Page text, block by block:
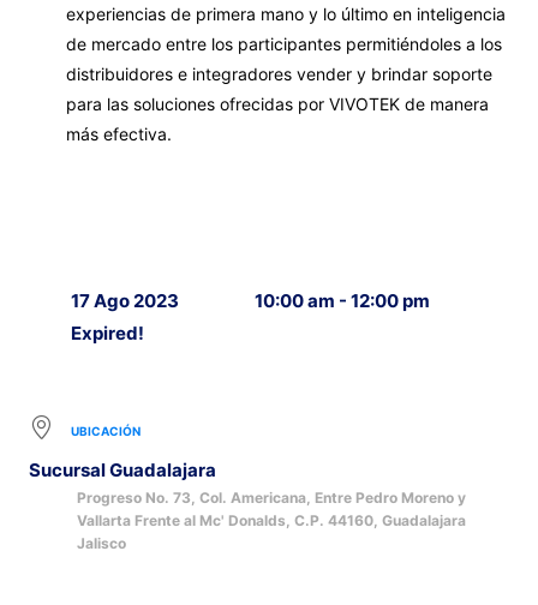
experiencias de primera mano y lo último en inteligencia
de mercado entre los participantes permitiéndoles a los
distribuidores e integradores vender y brindar soporte
para las soluciones ofrecidas por VIVOTEK de manera
más efectiva.
17 Ago 2023
Expired!
10:00 am - 12:00 pm
UBICACIÓN
Sucursal Guadalajara
Progreso No. 73, Col. Americana, Entre Pedro Moreno y
Vallarta Frente al Mc' Donalds, C.P. 44160, Guadalajara
Jalisco